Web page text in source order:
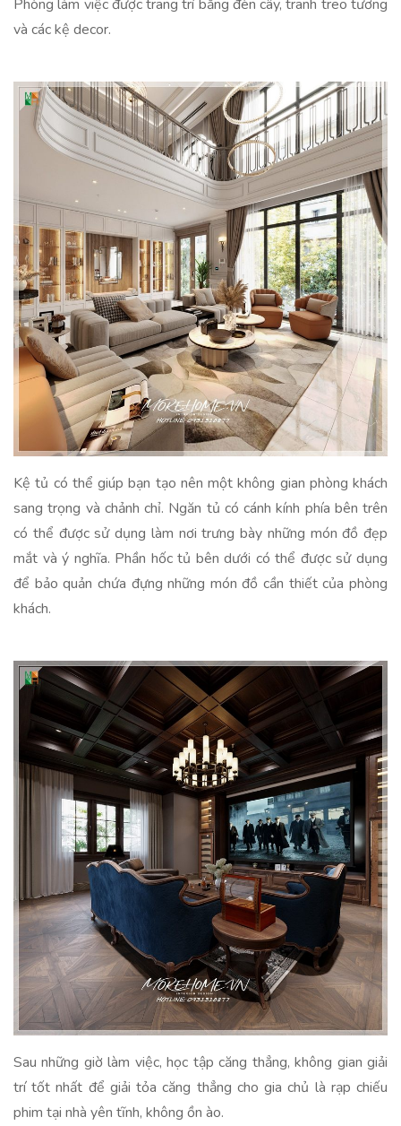
Phòng làm việc được trang trí bằng đèn cây, tranh treo tương
và các kệ decor.
Kệ tủ có thể giúp bạn tạo nên một không gian phòng khách
sang trọng và chảnh chỉ. Ngăn tủ có cánh kính phía bên trên
có thể được sử dụng làm nơi trưng bày những món đồ đẹp
mắt và ý nghĩa. Phần hốc tủ bên dưới có thể được sử dụng
để bảo quản chứa đựng những món đồ cần thiết của phòng
khách.
Sau những giờ làm việc, học tập căng thẳng, không gian giải
trí tốt nhất để giải tỏa căng thẳng cho gia chủ là rạp chiếu
phim tại nhà yên tĩnh, không ồn ào.